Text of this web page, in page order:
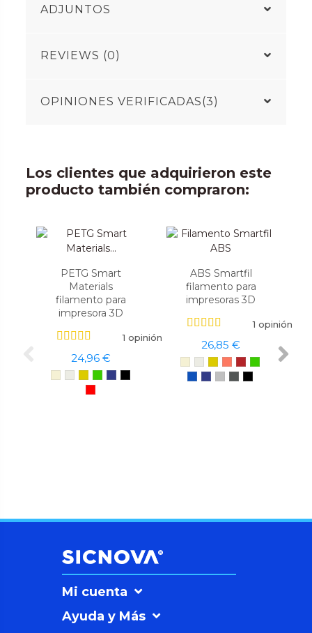
ADJUNTOS
REVIEWS (0)
OPINIONES VERIFICADAS(3)
Los clientes que adquirieron este
producto también compraron:
PETG Smart
Materials
filamento para
impresora 3D
1 opinión
24,96 €
ABS Smartfil
filamento para
impresoras 3D
1 opinión
26,85 €
Mi cuenta
Ayuda y Más